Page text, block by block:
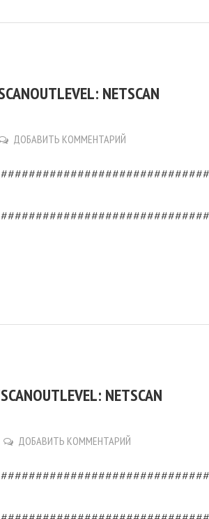
NETSCAN
ДОБАВИТЬ КОММЕНТАРИЙ
NETSCAN
ДОБАВИТЬ КОММЕНТАРИЙ